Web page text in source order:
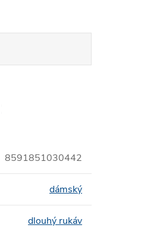
8591851030442
dámský
dlouhý rukáv